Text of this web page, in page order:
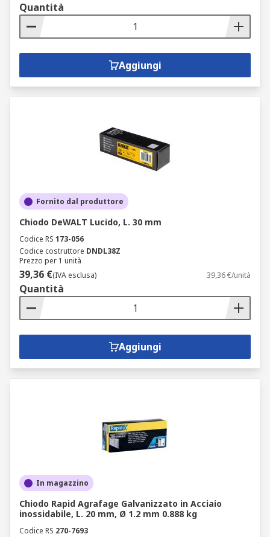
Quantità
Aggiungi
Fornito dal produttore
Chiodo DeWALT Lucido, L. 30 mm
Codice RS 173-056
Codice costruttore DNDL38Z
Prezzo per 1 unità
39,36 €(IVA esclusa) 39,36 €/unità
Quantità
Aggiungi
In magazzino
Chiodo Rapid Agrafage Galvanizzato in Acciaio
inossidabile, L. 20 mm, Ø 1.2 mm 0.888 kg
Codice RS 270-7693